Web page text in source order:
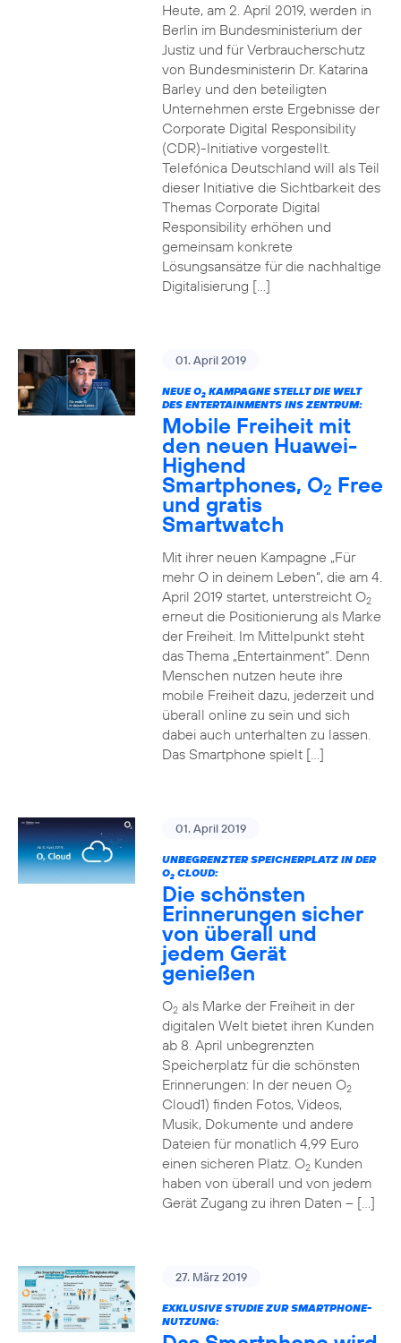
Heute, am 2. April 2019, werden in
Berlin im Bundesministerium der
Justiz und für Verbraucherschutz
von Bundesministerin Dr. Katarina
Barley und den beteiligten
Unternehmen erste Ergebnisse der
Corporate Digital Responsibility
(CDR)-Initiative vorgestellt.
Telefónica Deutschland will als Teil
dieser Initiative die Sichtbarkeit des
Themas Corporate Digital
Responsibility erhöhen und
gemeinsam konkrete
Lösungsansätze für die nachhaltige
Digitalisierung […]
01. April 2019
NEUE O2KAMPAGNE STELLT DIE WELT
DES ENTERTAINMENTS INS ZENTRUM:
Mobile Freiheit mit
den neuen Huawei-
Highend
Smartphones, O2 Free
und gratis
Smartwatch
Mit ihrer neuen Kampagne „Für
mehr O in deinem Leben“, die am 4.
April 2019 startet, unterstreicht O2
erneut die Positionierung als Marke
der Freiheit. Im Mittelpunkt steht
das Thema „Entertainment“. Denn
Menschen nutzen heute ihre
mobile Freiheit dazu, jederzeit und
überall online zu sein und sich
dabei auch unterhalten zu lassen.
Das Smartphone spielt […]
01. April 2019
UNBEGRENZTER SPEICHERPLATZ IN DER
O2CLOUD:
Die schönsten
Erinnerungen sicher
von überall und
jedem Gerät
genießen
O2als Marke der Freiheit in der
digitalen Welt bietet ihren Kunden
ab 8. April unbegrenzten
Speicherplatz für die schönsten
Erinnerungen: In der neuen O2
Cloud1) finden Fotos, Videos,
Musik, Dokumente und andere
Dateien für monatlich 4,99 Euro
einen sicheren Platz. O2Kunden
haben von überall und von jedem
Gerät Zugang zu ihren Daten – […]
27. März 2019
EXKLUSIVE STUDIE ZUR SMARTPHONE-
NUTZUNG: